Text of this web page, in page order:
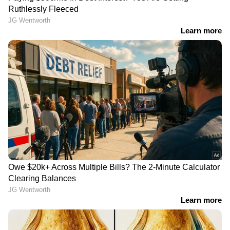
'ഇനി വരുമോ'; 'ദൃശ്യം 3'
ന്‍റെ മൂഡ് സെറ്റ് ചെയ്ത്
ആദ്യ ഗാനം എത്തി
'എന്റെ പ്രചോദനം, 60
വയസായി ഇനി അധികം
സമയമില്ലെന്ന് മമ്മി
പറയും'; അമ്മയെ കുറിച്ച്
റിമി ടോമി